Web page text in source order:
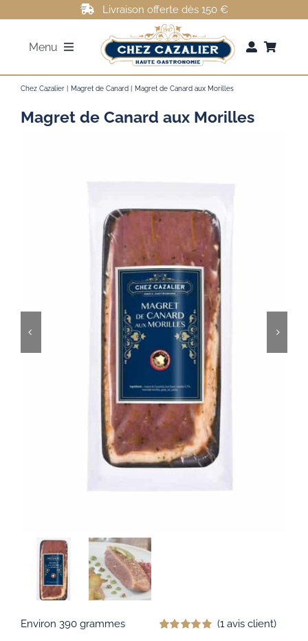
contenu
Livraison offerte dès 150 €
Menu
FOIE GRAS
ROTI DE CANARD
CONFITS DE CANARD
ACCOMPAGNEMENTS
AVANTAGES
Chez Cazalier Magret de Canard Magret de Canard aux Morilles
Magret de Canard aux Morilles
Environ 390 grammes (1avis client)